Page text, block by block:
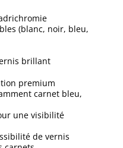
(blanc, noir, bleu,
brillant
premium
carnet bleu,
une visibilité
de vernis